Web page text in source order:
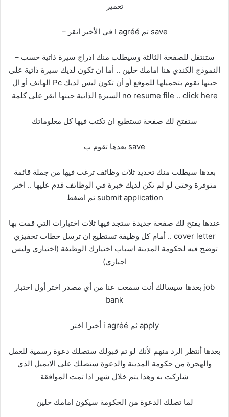
تعمير
– في الأخير انقر I agréé ثم save
– ستنتقل للصفحة الثالثة وسيطلب منك ادراج سيرة ذاتية حسب
النموذج الكندي هنا امامك حلين .. أما ان تكون لديك سيرة ذاتية على
الهاتف أو ال Pc حينها تقوم بتحميلها للموقع أو أن تكون ليس لديك
السيرة الذاتية حينها انقر على كلمة no resume file .. click here
ستفتح لك صفحة تستطيع ان تكتب فيها كل معلوماتك
بعدها تقوم ب save
بعدها سيطلب منك تحديد ثلاث وظائف ترغب فيها من جملة قائمة
متوفرة وحتى لو لم تكن لديك خبرة في الوظائف قدم عليها .. اختر
ثم اضغط submit application
عندها يفتح لك صفحة جديدة ستجد فيها ثلاث اختبارات التي قمت بها
.. أمام كل وظيفة تستطيع ان ترسل خطاب تحفيزي cover letter
توضح فيه لحكومة المدينة اسباب اختيارك الوظيفة (اختياري وليس
اجباري)
بعدها سيسالك أنت سمعت عنا من أي مصدر اختر أول اختبار job
bank
أخيرا اختر i agréé ثم apply
بعدها أنتظر الرد منهم لأنك لو تم قبولك ستصلك دعوة رسمية للعمل
والهجرة من حكومة المدينة والدعوة ستصلك على الايميل الذي
شاركت به وهذا يتم خلال شهر اذا تمت الموافقة
لما تصلك الدعوة من الحكومة سيكون امامك حلين